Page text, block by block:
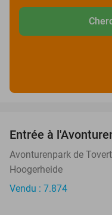
Entrée à
Avonturenpark de
Hoogerheide
Vendu : 7.874